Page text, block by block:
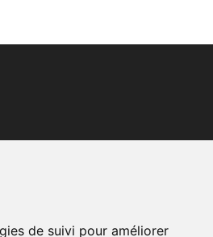
de suivi pour améliorer